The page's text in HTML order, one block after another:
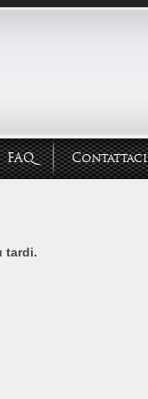
FAQ Contattaci
tardi.